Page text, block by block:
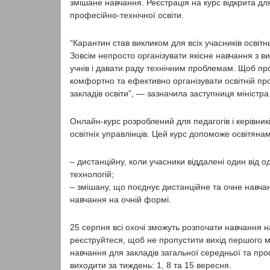
змішане навчання. Реєстрація на курс відкрита
професійно-технічної освіти.
“Карантин став викликом для всіх учасників
Зовсім непросто організувати якісне навчання
учнів і давати раду технічним проблемам. Щоб
комфортно та ефективно організувати освітній
закладів освіти”, — зазначила заступниця
Онлайн-курс розроблений для педагогів і
освітніх управлінців. Цей курс допоможе
– дистанційну, коли учасники віддалені один
технологій;
– змішану, що поєднує дистанційне та очне
навчання на очній формі.
25 серпня всі охочі зможуть розпочати
реєструйтеся, щоб не пропустити вихід першого
навчання для закладів загальної середньої та
виходити за тиждень: 1, 8 та 15 вересня.